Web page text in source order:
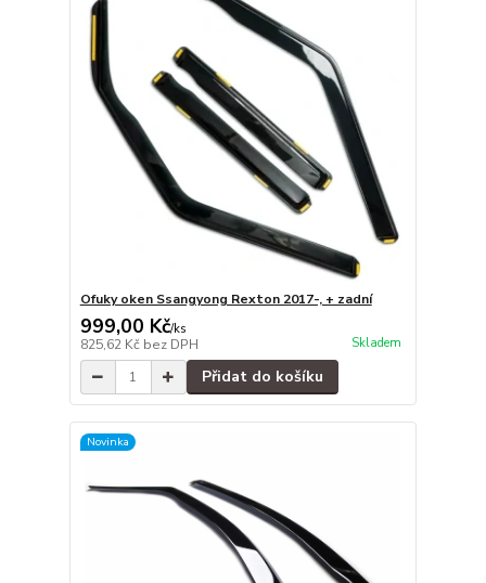
Ofuky oken Ssangyong Rexton 2017-, + zadní
999,00 Kč/ks
825,62 Kč bez DPH Skladem
Přidat do košíku
Novinka